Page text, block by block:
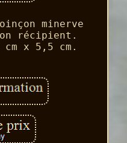
minerve
récipient.
cm x 5,5 cm.